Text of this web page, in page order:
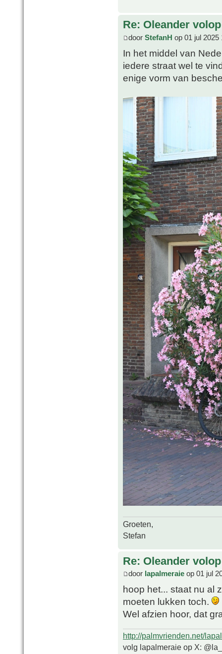
Re: Oleander
door StefanH op 01 jul 2025
In het middel van
iedere straat wel te
enige vorm van
Groeten,
Stefan
Re: Oleander
door lapalmeraie op 01 jul
hoop het... staat nu al
moeten lukken toch.
Wel afzien hoor, dat
http://palmvrienden.net/
volg lapalmeraie op X: